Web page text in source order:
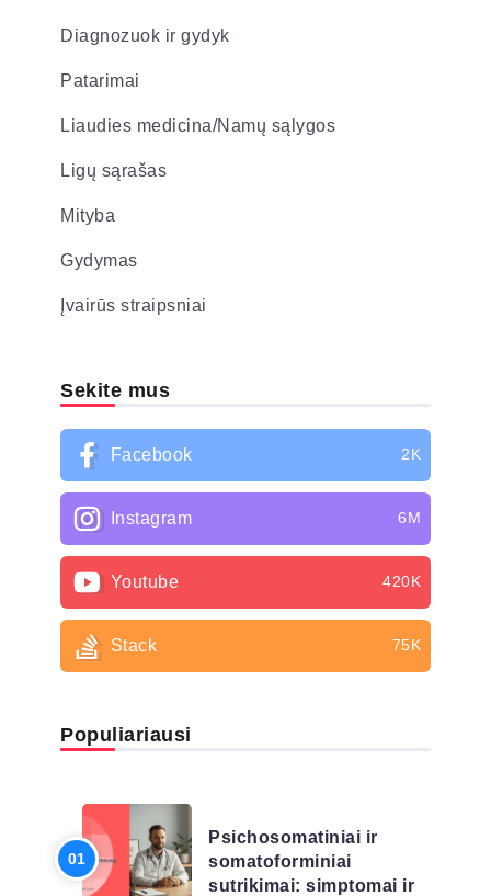
Diagnozuok ir gydyk
Patarimai
Liaudies medicina/Namų sąlygos
Ligų sąrašas
Mityba
Gydymas
Įvairūs straipsniai
Sekite mus
Facebook 2K
Instagram 6M
Youtube 420K
Stack 75K
Populiariausi
Psichosomatiniai ir
somatoforminiai
sutrikimai: simptomai ir